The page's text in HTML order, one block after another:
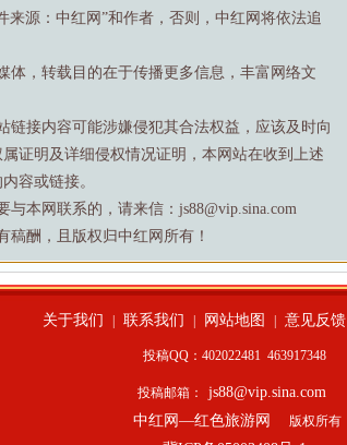
来源：中红网”和作者，否则，中红网将依法追
体，转载目的在于传播更多信息，丰富网络文
链接内容可能涉嫌侵犯其合法权益，应该及时向
证明及详细侵权情况证明，本网站在收到上述
容或链接。
本网联系的，请来信：js88@vip.sina.com
稿酬，且版权归中红网所有！
关于我们 联系我们 网站地图 意见反馈
投稿QQ：402022481 463917348
投稿邮箱：
js88@vip.sina.com
中红网—红色旅游网
版权所有